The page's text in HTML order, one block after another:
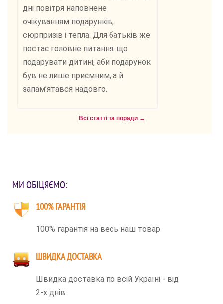
дні повітря наповнене
очікуванням подарунків,
сюрпризів і тепла. Для батьків же
постає головне питання: що
подарувати дитині, аби подарунок
був не лише приємним, а й
запам’ятався надовго.
Всі статті та поради →
МИ ОБІЦЯЄМО:
100% ГАРАНТІЯ
100% гарантія на весь наш товар
ШВИДКА ДОСТАВКА
Швидка доставка по всій Україні - від
2-х днів